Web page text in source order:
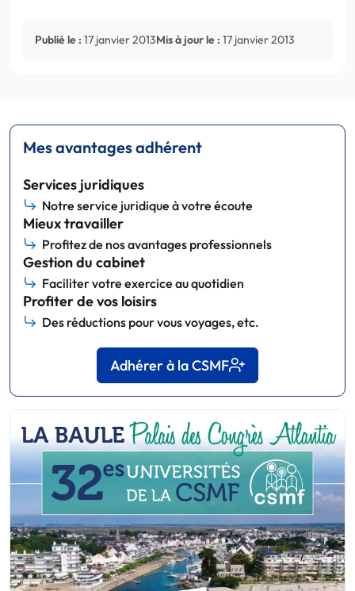
Publié le : 17 janvier 2013Mis à jour le : 17 janvier 2013
Mes avantages adhérent
Services juridiques
Notre service juridique à votre écoute
Mieux travailler
Profitez de nos avantages professionnels
Gestion du cabinet
Faciliter votre exercice au quotidien
Profiter de vos loisirs
Des réductions pour vous voyages, etc.
Adhérer à la CSMF